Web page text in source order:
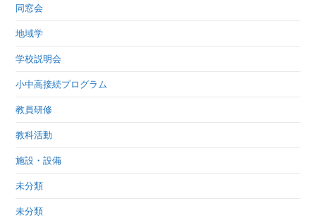
同窓会
地域学
学校説明会
小中高接続プログラム
教員研修
教科活動
施設・設備
未分類
未分類